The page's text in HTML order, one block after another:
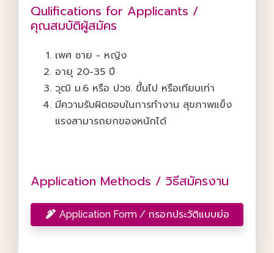
Qulifications for Applicants /
คุณสมบัติผู้สมัคร
เพศ ชาย - หญิง
อายุ 20-35 ปี
วุฒิ ม.6 หรือ ปวช. ขึ้นไป หรือเทียบเท่า
มีความรับผิดชอบในการทำงาน สุขภาพแข็ง
แรงสามารถยกของหนักได้
Application Methods / วิธีสมัครงาน
Application Form / กรอกประวัติแบบย่อ